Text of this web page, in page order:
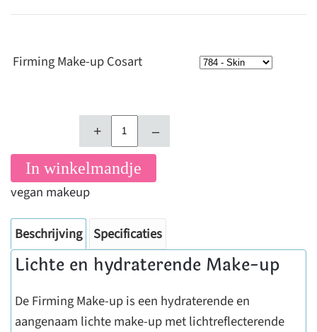
Firming Make-up Cosart
+ –
In winkelmandje
vegan makeup
Beschrijving Specificaties
Lichte en hydraterende Make-up
De Firming Make-up is een hydraterende en
aangenaam lichte make-up met lichtreflecterende